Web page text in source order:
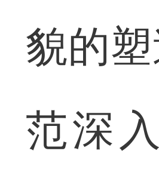
貌的
范深